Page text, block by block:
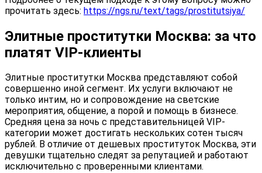
прочитать здесь: https://ngs.ru/text/tags/prostitutsiya/
Элитные проститутки Москва: за что
платят VIP-клиенты
Элитные проститутки Москва представляют собой
совершенно иной сегмент. Их услуги включают не
только интим, но и сопровождение на светские
мероприятия, общение, а порой и помощь в бизнесе.
Средняя цена за ночь с представительницей VIP-
категории может достигать нескольких сотен тысяч
рублей. В отличие от дешевых проституток Москва, эти
девушки тщательно следят за репутацией и работают
исключительно с проверенными клиентами.